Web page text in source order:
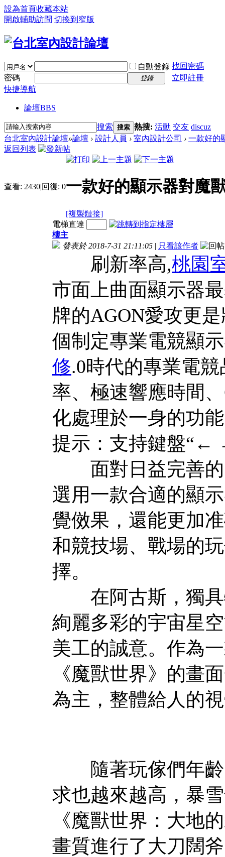
設為首頁收藏本站
開啟輔助訪問 切換到窄版
自動登錄 找回密碼
密碼
登錄
立即註冊
快捷導航
論壇BBS
搜索 搜索 熱搜: 活動 交友 discuz
台北室內設計論壇»論壇 › 設計人員 › 室內設計公司 › 一款好的
返回列表
查看: 2430|回復: 0一款好的顯示器對魔
[複製鏈接]
電梯直達
樓主
發表於 2018-7-31 21:11:05 | 只看該作者
刷新率高,桃園
市面上曲面顯示器
牌的AGON愛攻更
個制定專業電競顯
修.0時代的專業電
率、極速響應時間
化處理於一身的功
提示：支持鍵盤“←
面對日益完善的
選用一款合適的顯
覺傚果，還能更加
和競技場、戰場的
擇。
在阿古斯，獨具
絢麗多彩的宇宙星
美工的誠意。作為
《魔獸世界》的畫
為主，整體給人的
隨著玩傢們年齡
求也越來越高，暴
《魔獸世界：大地
畫質進行了大刀闊